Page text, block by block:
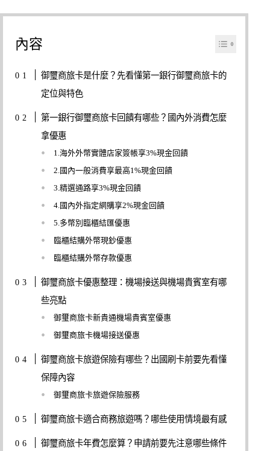
內容
御璽商旅卡是什麼？先看懂第一銀行御璽商旅卡的
定位與特色
第一銀行御璽商旅卡回饋有哪些？國內外消費怎麼
拿優惠
1.海外外幣實體店家簽帳享3%現金回饋
2.國內一般消費享最高1%現金回饋
3.精選通路享3%現金回饋
4.國內外指定網購享2%現金回饋
5.多幣別臨櫃結匯優惠
臨櫃結購外幣現鈔優惠
臨櫃結購外幣存款優惠
御璽商旅卡優惠整理：機場接送與機場貴賓室有哪
些亮點
御璽商旅卡新貴通機場貴賓室優惠
御璽商旅卡機場接送優惠
御璽商旅卡旅遊保險有哪些？出國刷卡前要先看懂
保障內容
御璽商旅卡旅遊保險服務
御璽商旅卡適合商務旅遊嗎？哪些使用情境最有感
御璽商旅卡年費怎麼算？申請前要先注意哪些條件